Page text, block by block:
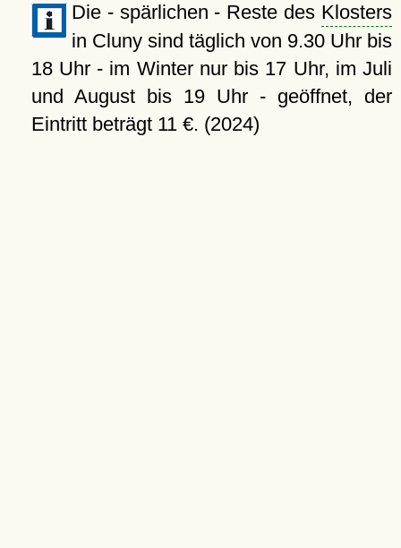
Die - spärlichen - Reste des Klosters
in Cluny sind täglich von 9.30 Uhr bis
18 Uhr - im Winter nur bis 17 Uhr, im Juli
und August bis 19 Uhr - geöffnet, der
Eintritt beträgt 11 €. (2024)